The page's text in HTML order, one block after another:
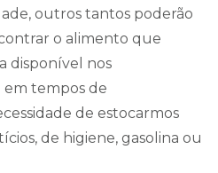
outros tantos poderão
o alimento que
disponível nos
em tempos de
de estocarmos
de higiene, gasolina ou